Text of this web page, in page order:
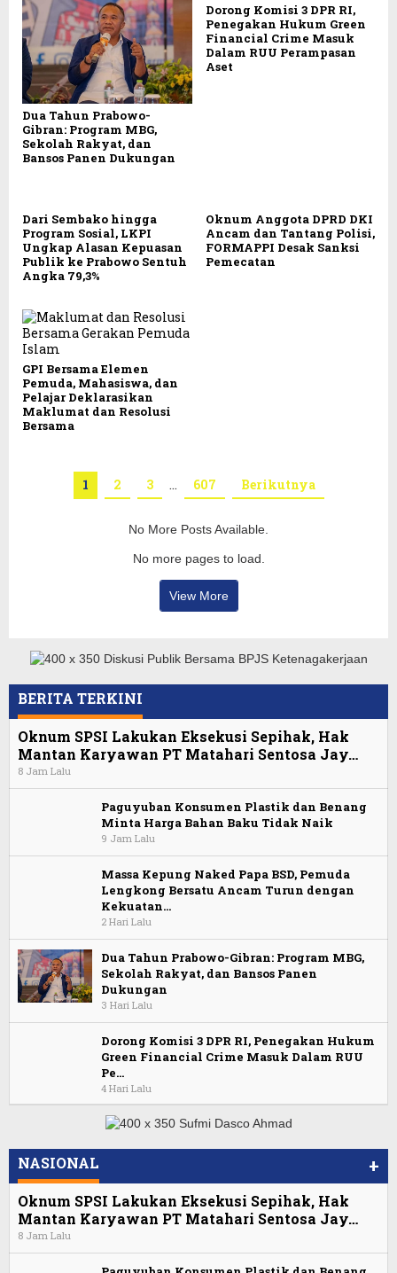
Dua Tahun Prabowo-
Gibran: Program MBG,
Sekolah Rakyat, dan
Bansos Panen Dukungan
Dorong Komisi 3 DPR RI,
Penegakan Hukum Green
Financial Crime Masuk
Dalam RUU Perampasan
Aset
Dari Sembako hingga
Program Sosial, LKPI
Ungkap Alasan Kepuasan
Publik ke Prabowo Sentuh
Angka 79,3%
Oknum Anggota DPRD DKI
Ancam dan Tantang Polisi,
FORMAPPI Desak Sanksi
Pemecatan
GPI Bersama Elemen
Pemuda, Mahasiswa, dan
Pelajar Deklarasikan
Maklumat dan Resolusi
Bersama
1 2 3 … 607 Berikutnya
No More Posts Available.
No more pages to load.
View More
BERITA TERKINI
Oknum SPSI Lakukan Eksekusi Sepihak, Hak
Mantan Karyawan PT Matahari Sentosa Jay…
8 Jam Lalu
Paguyuban Konsumen Plastik dan Benang
Minta Harga Bahan Baku Tidak Naik
9 Jam Lalu
Massa Kepung Naked Papa BSD, Pemuda
Lengkong Bersatu Ancam Turun dengan
Kekuatan…
2 Hari Lalu
Dua Tahun Prabowo-Gibran: Program MBG,
Sekolah Rakyat, dan Bansos Panen
Dukungan
3 Hari Lalu
Dorong Komisi 3 DPR RI, Penegakan Hukum
Green Financial Crime Masuk Dalam RUU
Pe…
4 Hari Lalu
NASIONAL +
Oknum SPSI Lakukan Eksekusi Sepihak, Hak
Mantan Karyawan PT Matahari Sentosa Jay…
8 Jam Lalu